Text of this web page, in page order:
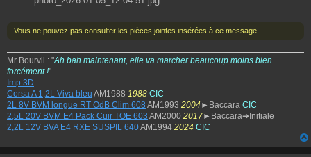
Vous ne pouvez pas consulter les pièces jointes insérées à ce message.
Mr Bourvil : "Ah bah maintenant, elle va marcher beaucoup moins bien
forcément !"
Imp 3D
Corsa A 1,2L Viva bleu AM1988 1988 CIC
2L 8V BVM longue RT OdB Clim 608 AM1993 2004 ►Baccara CIC
2,5L 20V BVM E4 Pack Cuir TOE 603 AM2000 2017►Baccara➔Initiale
2,2L 12V BVA E4 RXE SUSPIL 640AM1994 2024 CIC